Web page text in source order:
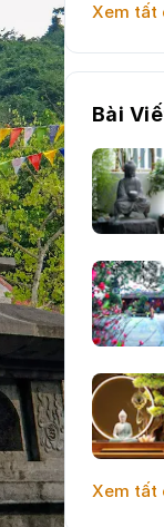
Xem tất
Bài
Xem tất